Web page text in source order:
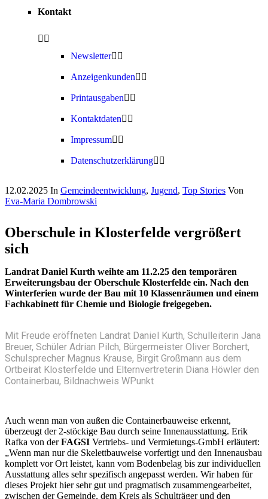
Kontakt
Newsletter
Anzeigenkunden
Printausgaben
Kontaktdaten
Impressum
Datenschutzerklärung
12.02.2025 In Gemeindeentwicklung, Jugend, Top Stories Von
Eva-Maria Dombrowski
Oberschule in Klosterfelde vergrößert
sich
Landrat Daniel Kurth weihte am 11.2.25 den temporären
Erweiterungsbau der Oberschule Klosterfelde ein. Nach den
Winterferien wurde der Bau mit 10 Klassenräumen und einem
Fachkabinett für Chemie und Biologie freigegeben.
Mit Freude eröffneten Landrat Daniel Kurth, Schulleiterin Jana
Breuer, Schüler Adrian Pilch, Bürgermeister Oliver Borchert,
Schulsprecher Magnus Krause, Birgit Großmann aus dem
Ortbeirat Klosterfelde und Elternvertreterin Diana Höwler den
Containerbau, Bildnachweis WPunkt
Auch wenn man von außen die Containerbauweise erkennt,
überzeugt der 2-stöckige Bau durch seine Innenausstattung. Erik
Rafka von derFAGSI Vertriebs- und Vermietungs-GmbH erläutert:
„Wenn man nur die Skelettbauweise vorfertigt und den Innenausbau
komplett vor Ort leistet, kann vom Bodenbelag bis zur individuellen
Ausstattung alles sehr spezifisch angepasst werden. Wir haben für
dieses Projekt hier sehr gut und pragmatisch zusammengearbeitet,
zwischen der Gemeinde, dem Kreis als Schulträger und den